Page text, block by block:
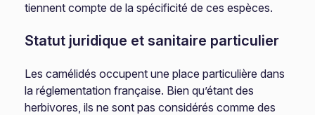
tiennent compte de la spécificité de ces espèces.
Statut juridique et sanitaire particulier
Les camélidés occupent une place particulière dans
la réglementation française. Bien qu’étant des
herbivores, ils ne sont pas considérés comme des